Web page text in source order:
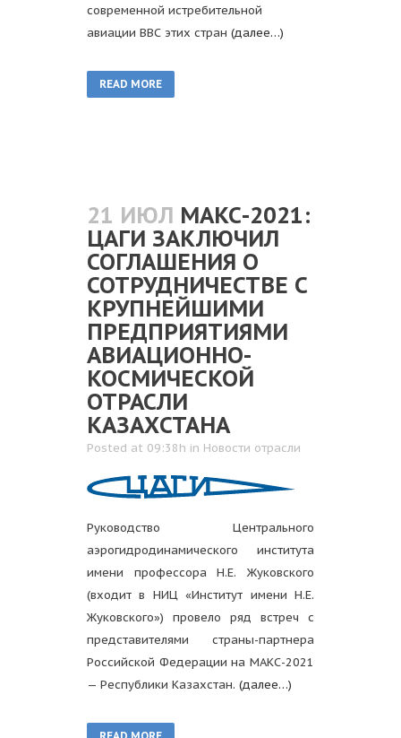
современной истребительной
авиации ВВС этих стран (далее…)
READ MORE
21 ИЮЛ МАКС-2021:
ЦАГИ ЗАКЛЮЧИЛ
СОГЛАШЕНИЯ О
СОТРУДНИЧЕСТВЕ С
КРУПНЕЙШИМИ
ПРЕДПРИЯТИЯМИ
АВИАЦИОННО-
КОСМИЧЕСКОЙ
ОТРАСЛИ
КАЗАХСТАНА
Posted at 09:38h in Новости отрасли
Руководство Центрального
аэрогидродинамического института
имени профессора Н.Е. Жуковского
(входит в НИЦ «Институт имени Н.Е.
Жуковского») провело ряд встреч с
представителями страны-партнера
Российской Федерации на МАКС-2021
— Республики Казахстан. (далее…)